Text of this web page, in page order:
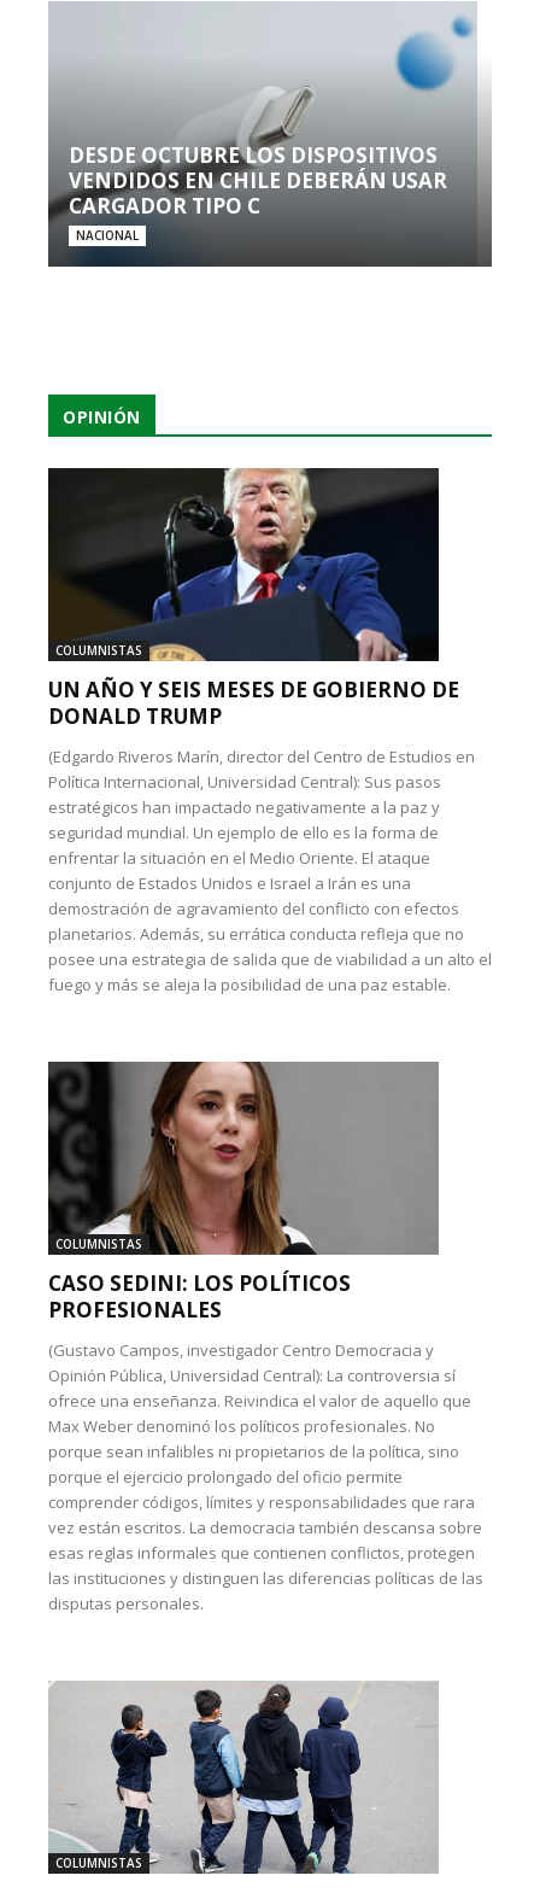
DESDE OCTUBRE LOS DISPOSITIVOS
VENDIDOS EN CHILE DEBERÁN USAR
CARGADOR TIPO C
NACIONAL
OPINIÓN
COLUMNISTAS
UN AÑO Y SEIS MESES DE GOBIERNO DE
DONALD TRUMP
(Edgardo Riveros Marín, director del Centro de Estudios en
Política Internacional, Universidad Central): Sus pasos
estratégicos han impactado negativamente a la paz y
seguridad mundial. Un ejemplo de ello es la forma de
enfrentar la situación en el Medio Oriente. El ataque
conjunto de Estados Unidos e Israel a Irán es una
demostración de agravamiento del conflicto con efectos
planetarios. Además, su errática conducta refleja que no
posee una estrategia de salida que de viabilidad a un alto el
fuego y más se aleja la posibilidad de una paz estable.
COLUMNISTAS
CASO SEDINI: LOS POLÍTICOS
PROFESIONALES
(Gustavo Campos, investigador Centro Democracia y
Opinión Pública, Universidad Central): La controversia sí
ofrece una enseñanza. Reivindica el valor de aquello que
Max Weber denominó los políticos profesionales. No
porque sean infalibles ni propietarios de la política, sino
porque el ejercicio prolongado del oficio permite
comprender códigos, límites y responsabilidades que rara
vez están escritos. La democracia también descansa sobre
esas reglas informales que contienen conflictos, protegen
las instituciones y distinguen las diferencias políticas de las
disputas personales.
COLUMNISTAS